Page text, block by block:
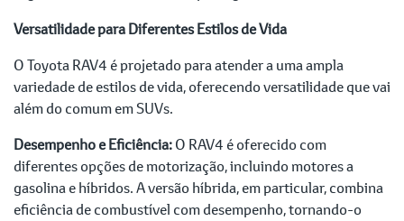
Versatilidade para Diferentes Estilos de Vida
O Toyota RAV4 é projetado para atender a uma ampla
variedade de estilos de vida, oferecendo versatilidade que vai
além do comum em SUVs.
Desempenho e Eficiência:O RAV4 é oferecido com
diferentes opções de motorização, incluindo motores a
gasolina e híbridos. A versão híbrida, em particular, combina
eficiência de combustível com desempenho, tornando-o